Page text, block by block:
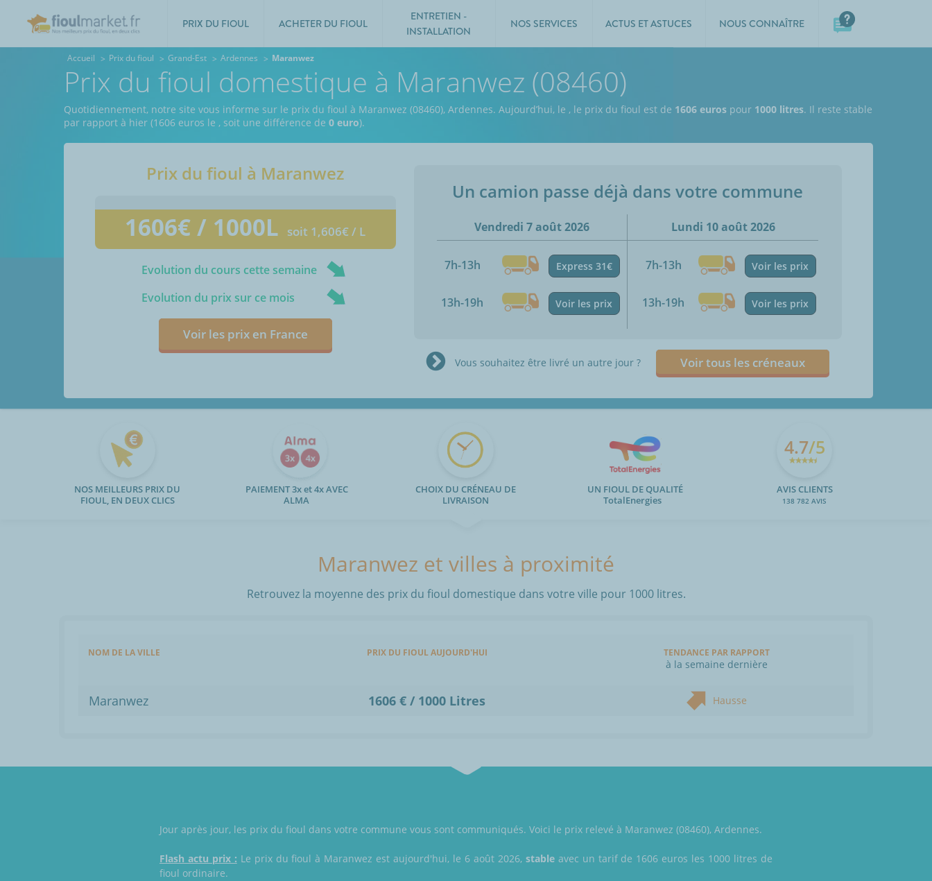
PRIX DU FIOUL ACHETER DU FIOUL
ENTRETIEN -
INSTALLATION
NOS SERVICES ACTUS ET ASTUCES NOUS CONNAÎTRE
Accueil Prix du fioul Grand-Est Ardennes Maranwez
Prix du fioul domestique à Maranwez (08460)
Quotidiennement, notre site vous informe sur le prix du fioul à Maranwez (08460), Ardennes. Aujourd’hui, le , le prix du fioul est de 1606 euros pour 1000 litres. Il reste stable
par rapport à hier (1606 euros le , soit une différence de 0 euro).
Prix du fioul à Maranwez
1606€ / 1000L soit 1,606€ / L
Evolution du cours cette semaine
Evolution du prix sur ce mois
Voir les prix en France
Un camion passe déjà dans votre commune
Vendredi 7 août 2026
7h-13h Express 31€
13h-19h Voir les prix
Lundi 10 août 2026
7h-13h Voir les prix
13h-19h Voir les prix
Vous souhaitez être livré un autre jour ? Voir tous les créneaux
NOS MEILLEURS PRIX DU
FIOUL, EN DEUX CLICS
PAIEMENT 3x et 4x AVEC
ALMA
CHOIX DU CRÉNEAU DE
LIVRAISON
UN FIOUL DE QUALITÉ
TotalEnergies
4.7/5
AVIS CLIENTS
138 782 AVIS
Maranwez et villes à proximité
Retrouvez la moyenne des prix du fioul domestique dans votre ville pour 1000 litres.
NOM DE LA VILLE PRIX DU FIOUL AUJOURD'HUI TENDANCE PAR RAPPORT
à la semaine dernière
Maranwez 1606 € / 1000 Litres Hausse
Jour après jour, les prix du fioul dans votre commune vous sont communiqués. Voici le prix relevé à Maranwez (08460), Ardennes.
Flash actu prix : Le prix du fioul à Maranwez est aujourd'hui, le 6 août 2026, stableavec un tarif de 1606 euros les 1000 litres de
fioul ordinaire.